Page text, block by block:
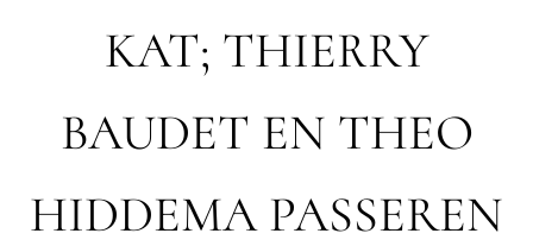
KAT; THIERRY
BAUDET EN THEO
HIDDEMA PASSEREN